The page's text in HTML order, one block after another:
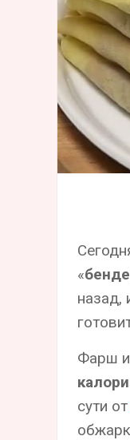
«
назад,
Фарш
сути от